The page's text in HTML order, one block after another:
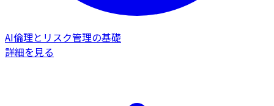
AI倫理とリスク管理の基礎
詳細を見る